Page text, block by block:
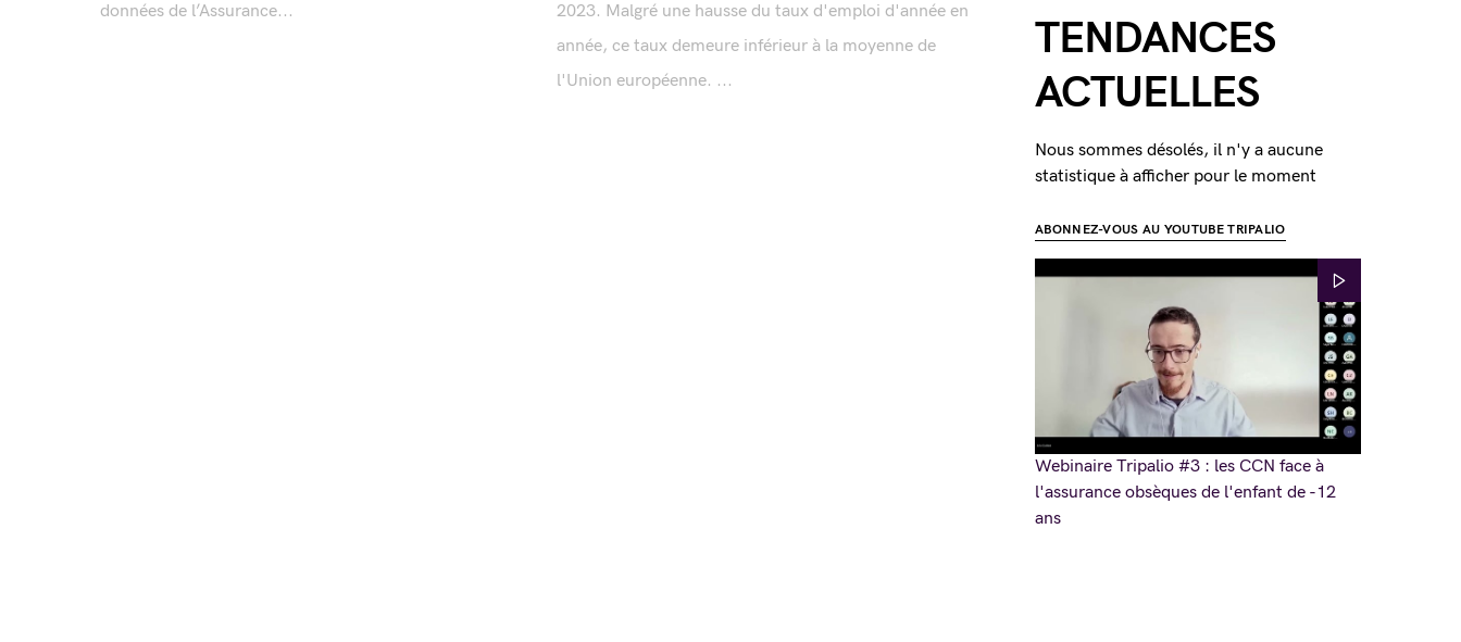
données de l’Assurance...
2023. Malgré une hausse du taux d'emploi d'année en
année, ce taux demeure inférieur à la moyenne de
l'Union européenne. ...
TENDANCES
ACTUELLES
Nous sommes désolés, il n'y a aucune
statistique à afficher pour le moment
ABONNEZ-VOUS AU YOUTUBE TRIPALIO
Webinaire Tripalio #3 : les CCN face à
l'assurance obsèques de l'enfant de -12
ans